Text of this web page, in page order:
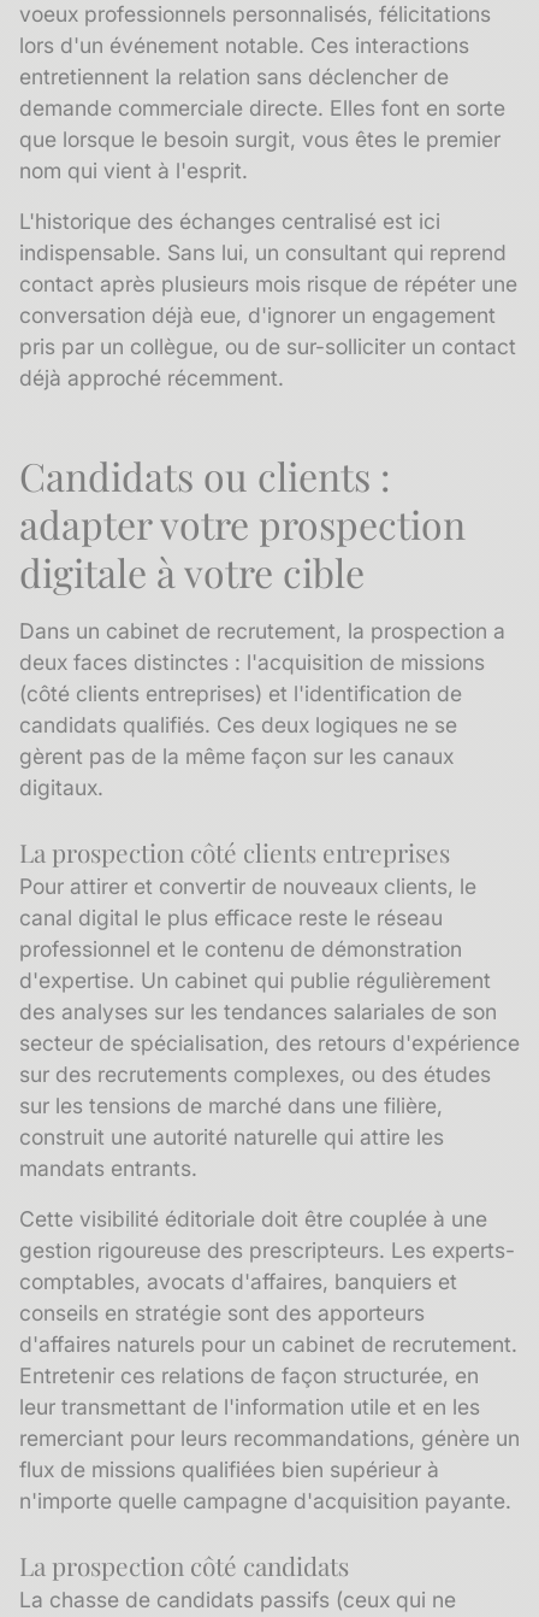
voeux professionnels personnalisés, félicitations
lors d'un événement notable. Ces interactions
entretiennent la relation sans déclencher de
demande commerciale directe. Elles font en sorte
que lorsque le besoin surgit, vous êtes le premier
nom qui vient à l'esprit.
L'historique des échanges centralisé est ici
indispensable. Sans lui, un consultant qui reprend
contact après plusieurs mois risque de répéter une
conversation déjà eue, d'ignorer un engagement
pris par un collègue, ou de sur-solliciter un contact
déjà approché récemment.
Candidats ou clients :
adapter votre prospection
digitale à votre cible
Dans un cabinet de recrutement, la prospection a
deux faces distinctes : l'acquisition de missions
(côté clients entreprises) et l'identification de
candidats qualifiés. Ces deux logiques ne se
gèrent pas de la même façon sur les canaux
digitaux.
La prospection côté clients entreprises
Pour attirer et convertir de nouveaux clients, le
canal digital le plus efficace reste le réseau
professionnel et le contenu de démonstration
d'expertise. Un cabinet qui publie régulièrement
des analyses sur les tendances salariales de son
secteur de spécialisation, des retours d'expérience
sur des recrutements complexes, ou des études
sur les tensions de marché dans une filière,
construit une autorité naturelle qui attire les
mandats entrants.
Cette visibilité éditoriale doit être couplée à une
gestion rigoureuse des prescripteurs. Les experts-
comptables, avocats d'affaires, banquiers et
conseils en stratégie sont des apporteurs
d'affaires naturels pour un cabinet de recrutement.
Entretenir ces relations de façon structurée, en
leur transmettant de l'information utile et en les
remerciant pour leurs recommandations, génère un
flux de missions qualifiées bien supérieur à
n'importe quelle campagne d'acquisition payante.
La prospection côté candidats
La chasse de candidats passifs (ceux qui ne